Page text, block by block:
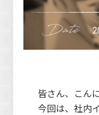
高松オフィス
皆さん、こん
今回は、社内